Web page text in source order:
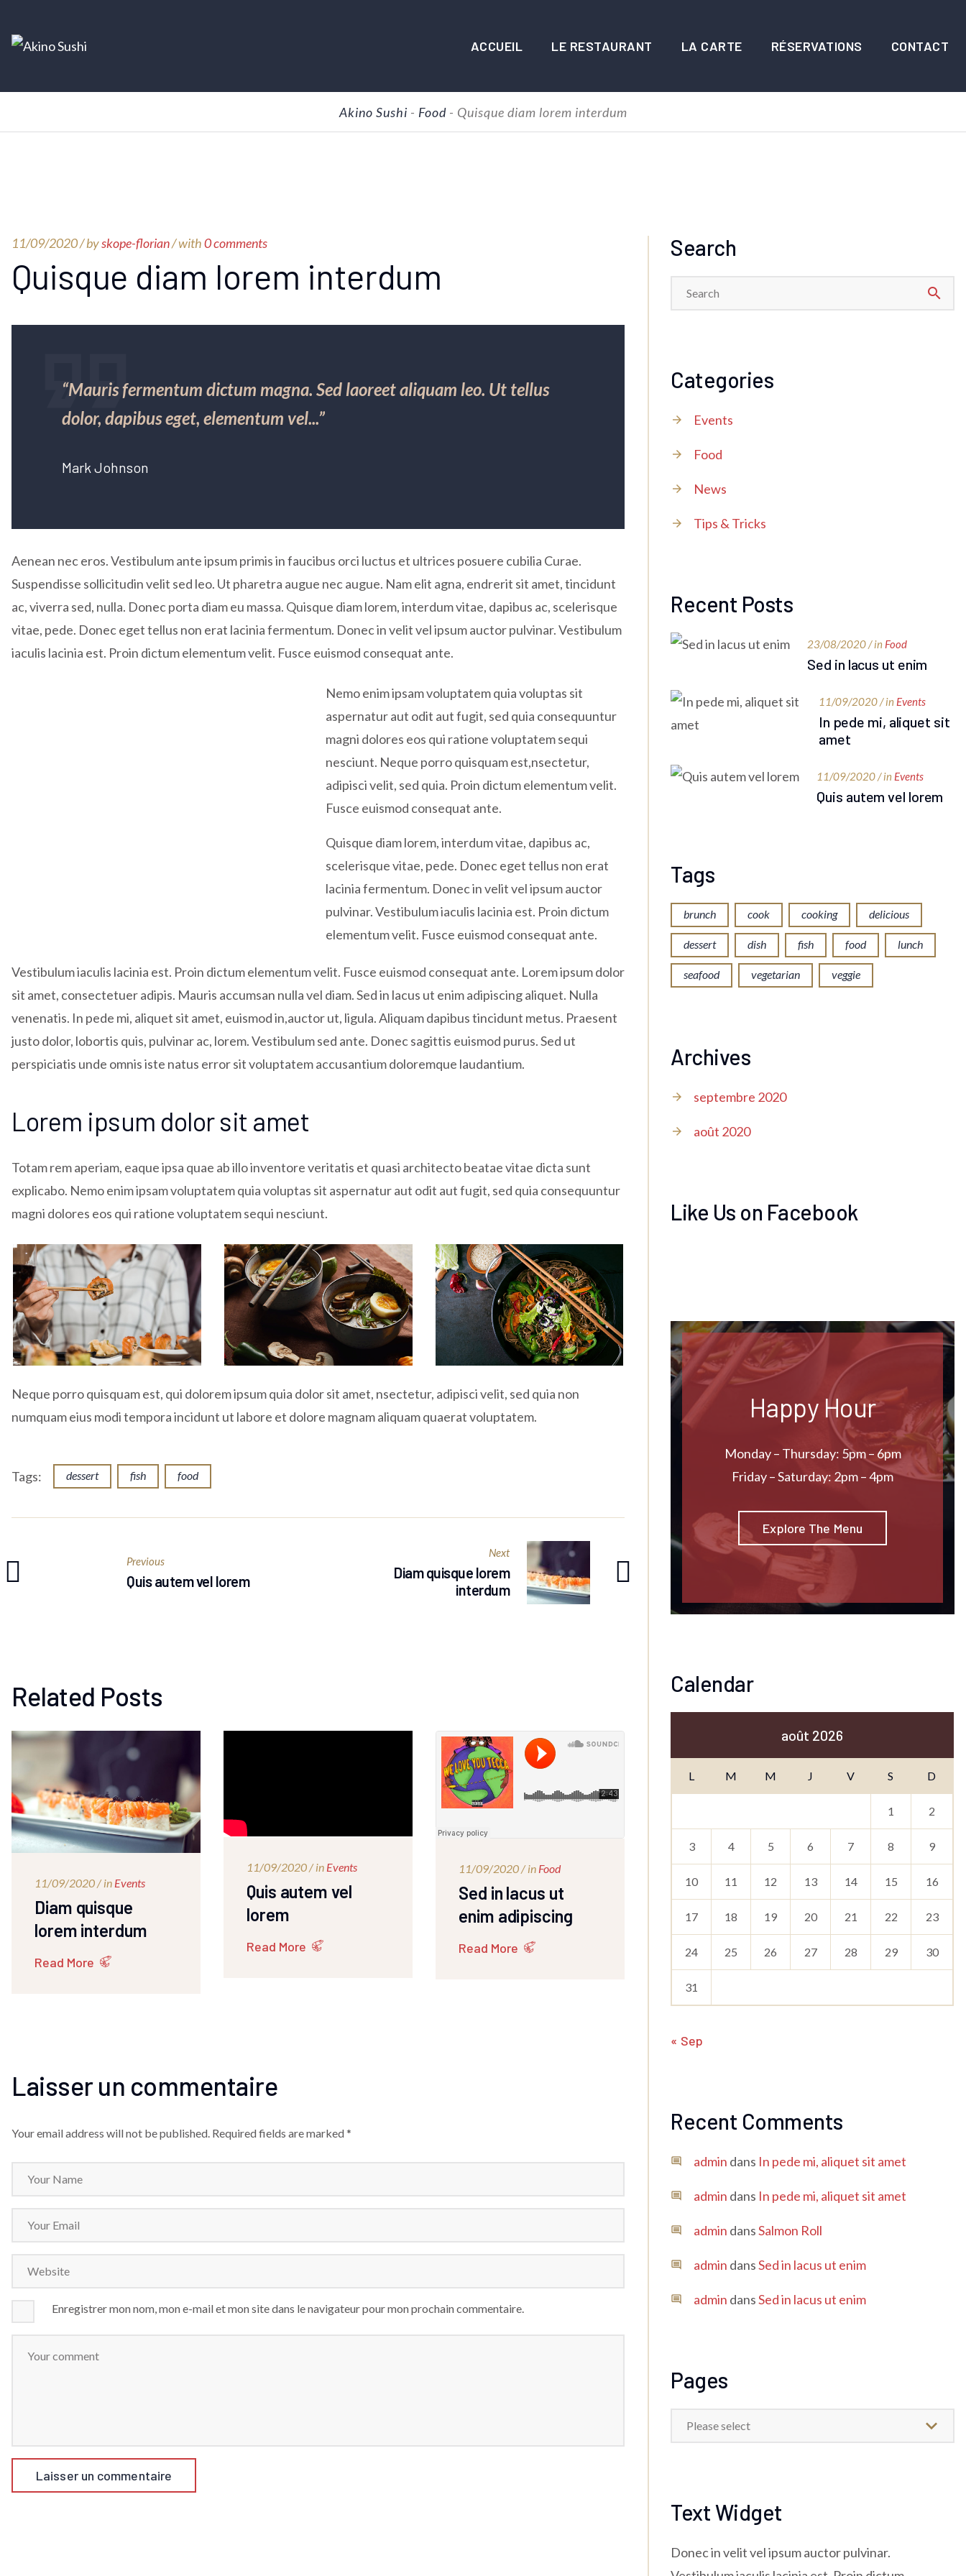
ACCUEIL LE RESTAURANT LA CARTE RÉSERVATIONS CONTACT
Akino Sushi - Food- Quisque diam lorem interdum
11/09/2020 /byskope-florian/ with0 comments
Quisque diam lorem interdum
“Mauris fermentum dictum magna. Sed laoreet aliquam leo. Ut tellus
dolor, dapibus eget, elementum vel...”
Mark Johnson
Aenean nec eros. Vestibulum ante ipsum primis in faucibus orci luctus et ultrices posuere cubilia Curae.
Suspendisse sollicitudin velit sed leo. Ut pharetra augue nec augue. Nam elit agna, endrerit sit amet, tincidunt
ac, viverra sed, nulla. Donec porta diam eu massa. Quisque diam lorem, interdum vitae, dapibus ac, scelerisque
vitae, pede. Donec eget tellus non erat lacinia fermentum. Donec in velit vel ipsum auctor pulvinar. Vestibulum
iaculis lacinia est. Proin dictum elementum velit. Fusce euismod consequat ante.
Nemo enim ipsam voluptatem quia voluptas sit
aspernatur aut odit aut fugit, sed quia consequuntur
magni dolores eos qui ratione voluptatem sequi
nesciunt. Neque porro quisquam est,nsectetur,
adipisci velit, sed quia. Proin dictum elementum velit.
Fusce euismod consequat ante.
Quisque diam lorem, interdum vitae, dapibus ac,
scelerisque vitae, pede. Donec eget tellus non erat
lacinia fermentum. Donec in velit vel ipsum auctor
pulvinar. Vestibulum iaculis lacinia est. Proin dictum
elementum velit. Fusce euismod consequat ante.
Vestibulum iaculis lacinia est. Proin dictum elementum velit. Fusce euismod consequat ante. Lorem ipsum dolor
sit amet, consectetuer adipis. Mauris accumsan nulla vel diam. Sed in lacus ut enim adipiscing aliquet. Nulla
venenatis. In pede mi, aliquet sit amet, euismod in,auctor ut, ligula. Aliquam dapibus tincidunt metus. Praesent
justo dolor, lobortis quis, pulvinar ac, lorem. Vestibulum sed ante. Donec sagittis euismod purus. Sed ut
perspiciatis unde omnis iste natus error sit voluptatem accusantium doloremque laudantium.
Lorem ipsum dolor sit amet
Totam rem aperiam, eaque ipsa quae ab illo inventore veritatis et quasi architecto beatae vitae dicta sunt
explicabo. Nemo enim ipsam voluptatem quia voluptas sit aspernatur aut odit aut fugit, sed quia consequuntur
magni dolores eos qui ratione voluptatem sequi nesciunt.
Neque porro quisquam est, qui dolorem ipsum quia dolor sit amet, nsectetur, adipisci velit, sed quia non
numquam eius modi tempora incidunt ut labore et dolore magnam aliquam quaerat voluptatem.
Tags: dessert fish food
Previous
Quis autem vel lorem
Next
Diam quisque lorem
interdum
Related Posts
11/09/2020 / in Events
Diam quisque
lorem interdum
Read More
11/09/2020 / in Events
Quis autem vel
lorem
Read More
11/09/2020 / in Food
Sed in lacus ut
enim adipiscing
Read More
Laisser un commentaire
Your email address will not be published. Required fields are marked *
Enregistrer mon nom, mon e-mail et mon site dans le navigateur pour mon prochain commentaire.
Search
search
Categories
Events
Food
News
Tips & Tricks
Recent Posts
23/08/2020 / in Food
Sed in lacus ut enim
11/09/2020 / in Events
In pede mi, aliquet sit
amet
11/09/2020 / in Events
Quis autem vel lorem
Tags
brunch cook cooking delicious
dessert dish fish food lunch
seafood vegetarian veggie
Archives
septembre 2020
août 2020
Like Us on Facebook
Happy Hour
Monday – Thursday: 5pm – 6pm
Friday – Saturday: 2pm – 4pm
Explore The Menu
Calendar
août 2026
L M M J V S D
1 2
3 4 5 6 7 8 9
10 11 12 13 14 15 16
17 18 19 20 21 22 23
24 25 26 27 28 29 30
31
« Sep
Recent Comments
admin dans In pede mi, aliquet sit amet
admin dans In pede mi, aliquet sit amet
admin dansSalmon Roll
admin dansSed in lacus ut enim
admin dansSed in lacus ut enim
Pages
Please select
Text Widget
Donec in velit vel ipsum auctor pulvinar.